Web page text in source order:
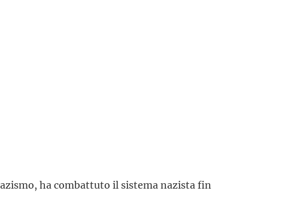
ha combattuto il sistema nazista fin